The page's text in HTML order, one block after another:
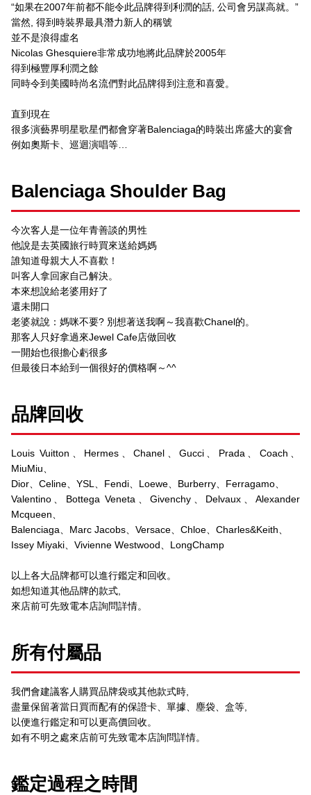
“如果在2007年前都不能令此品牌得到利潤的話, 公司會另謀高就。”
當然, 得到時裝界最具潛力新人的稱號
並不是浪得虛名
Nicolas Ghesquiere非常成功地將此品牌於2005年
得到極豐厚利潤之餘
同時令到美國時尚名流們對此品牌得到注意和喜愛。
直到現在
很多演藝界明星歌星們都會穿著Balenciaga的時裝出席盛大的宴會
例如奧斯卡、巡迴演唱等…
Balenciaga Shoulder Bag
今次客人是一位年青善談的男性
他說是去英國旅行時買來送給媽媽
誰知道母親大人不喜歡！
叫客人拿回家自己解決。
本來想說給老婆用好了
還未開口
老婆就說：媽咪不要? 別想著送我啊～我喜歡Chanel的。
那客人只好拿過來Jewel Cafe店做回收
一開始也很擔心虧很多
但最後日本給到一個很好的價格啊～^^
品牌回收
Louis Vuitton、Hermes、Chanel、Gucci、Prada、Coach、
MiuMiu、
Dior、Celine、YSL、Fendi、Loewe、Burberry、Ferragamo、
Valentino、Bottega Veneta、Givenchy、Delvaux、Alexander
Mcqueen、
Balenciaga、Marc Jacobs、Versace、Chloe、Charles&Keith、
Issey Miyaki、Vivienne Westwood、LongChamp
以上各大品牌都可以進行鑑定和回收。
如想知道其他品牌的款式,
來店前可先致電本店詢問詳情。
所有付屬品
我們會建議客人購買品牌袋或其他款式時,
盡量保留著當日買而配有的保證卡、單據、塵袋、盒等,
以便進行鑑定和可以更高價回收。
如有不明之處來店前可先致電本店詢問詳情。
鑑定過程之時間